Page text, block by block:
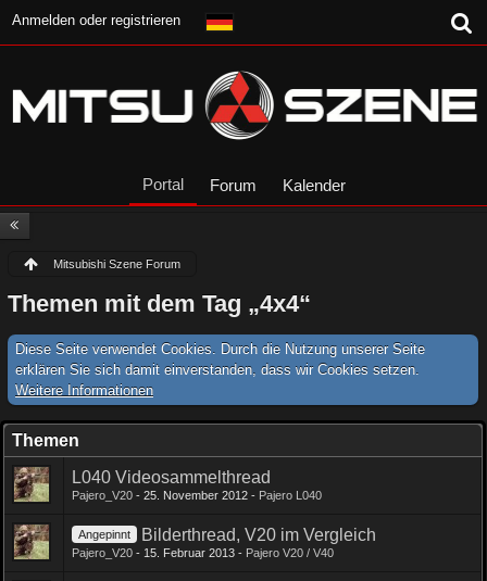
Anmelden oder registrieren
Portal Forum Kalender
Mitsubishi Szene Forum
Themen mit dem Tag „4x4“
Diese Seite verwendet Cookies. Durch die Nutzung unserer Seite
erklären Sie sich damit einverstanden, dass wir Cookies setzen.
Weitere Informationen
Themen
L040 Videosammelthread
Pajero_V20 - 25. November 2012 - Pajero L040
Angepinnt Bilderthread, V20 im Vergleich
Pajero_V20 - 15. Februar 2013 - Pajero V20 / V40